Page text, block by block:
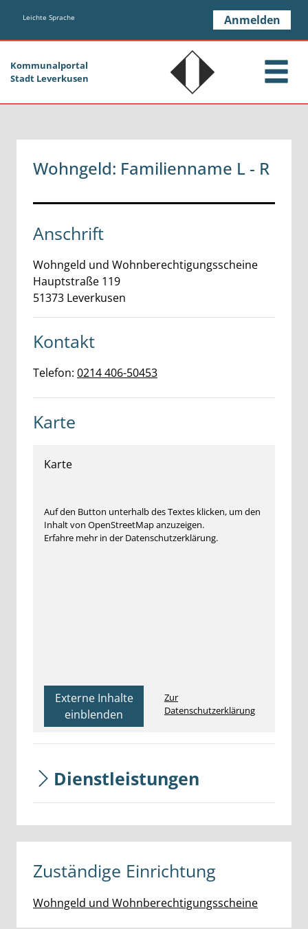
Zum Hauptinhalt springen
Leichte Sprache Anmelden
Kommunalportal
Stadt Leverkusen
Wohngeld: Familienname L - R
Anschrift
Wohngeld und Wohnberechtigungsscheine
Hauptstraße 119
51373 Leverkusen
Kontakt
Telefon: 0214 406-50453
Karte
Karte
Auf den Button unterhalb des Textes klicken, um den
Inhalt von OpenStreetMap anzuzeigen.
Erfahre mehr in der Datenschutzerklärung.
Externe Inhalte
einblenden
Zur
Datenschutzerklärung
Dienstleistungen
Zuständige Einrichtung
Wohngeld und Wohnberechtigungsscheine